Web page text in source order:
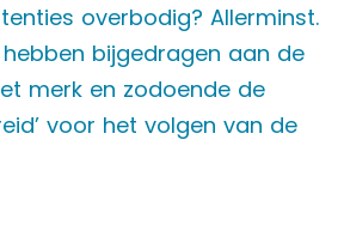
overbodig? Allerminst.
bijgedragen aan de
merk en zodoende de
voor het volgen van de